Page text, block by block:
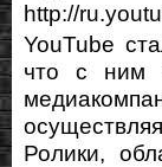
http://
YouTube
что c ним
Ролики,